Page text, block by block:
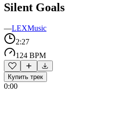
Silent Goals
—LEXMusic
2:27
124 BPM
Купить трек
0:00